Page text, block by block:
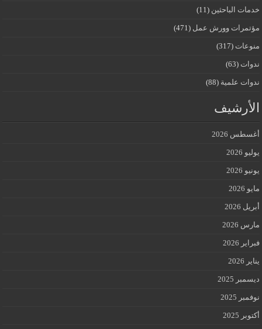
خدمات الباحثين (11)
مؤتمرات وورش عمل (471)
منوعات (317)
ندوات (63)
ندوات علمية (88)
الأرشيف
أغسطس 2026
يوليو 2026
يونيو 2026
مايو 2026
أبريل 2026
مارس 2026
فبراير 2026
يناير 2026
ديسمبر 2025
نوفمبر 2025
أكتوبر 2025